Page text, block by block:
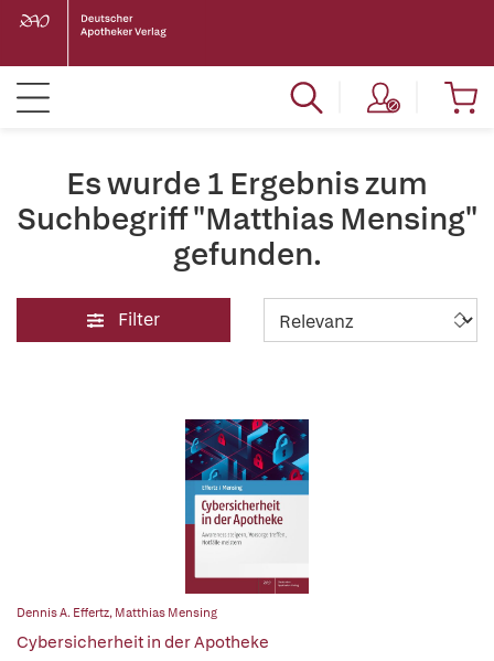
Es wurde 1 Ergebnis zum
Suchbegriff "Matthias Mensing"
gefunden.
Filter
Dennis A. Effertz, Matthias Mensing
Cybersicherheit in der Apotheke